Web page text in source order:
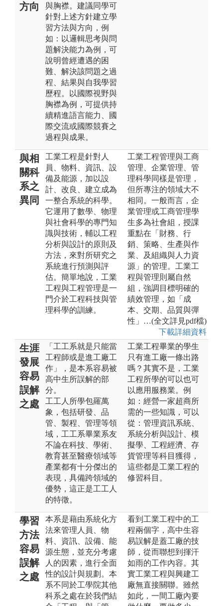
方向
與胸襟。建議同學可
針對上述方針建立學
習方法與方向，例
如：以邏輯思考與問
題解決能力為例，可
說明曾經遭遇的困
難、解決該問題之過
程、結果與自我學習
歷程。以國際視野與
胸襟為例，可提供持
續精進語言能力、國
際交流或國際競賽之
過程與成果。
與相
關科
系之
異同
工業工程是針對人
員、物料、資訊、設
備及能源，加以設
計、改良、建立成為
一整合系統的科學。
它運用了數學、物理
與社會科學的專門知
識與技術，輔以工程
分析與設計的原則及
方法，來對所研究之
系統進行預測與評
估。簡單地說，工業
工程與工程管理是一
門介於工程科技與管
理科學的訓練。
工業工程管理與工商
管理、企業管理、管
理科學同樣是管理，
但所專注的領域大不
相同。一般而言，企
業管理或工商管理學
生多為社會組，授課
重點在「財務、行
銷、策略、生產與作
業、及組織與人力資
源」的管理。工業工
程與管理則屬自然
組，強調目標明確的
績效管理，如「成
本、交期、品質與彈
性」…(全文詳見pdf檔)
下載詳細資料
生涯
發展
容易
誤解
之處
「工工系就是只能當
工程師或是進工廠工
作」，是本系容易被
高中生所誤解的部
分。
工工人所學包羅萬
象，包括研發、品
管、製程、管理等領
域，工工系畢業系友
不論在科技、學術、
教育甚至醫療領域等
產業都有十分傑出的
表現，具備跨領域的
優勢，這正是工工人
的特徵。
工業工程畢業的學生
只有進工廠一條出路
嗎？其實不是，工業
工程所學的可以也可
以應用服務業。例
如：經營一家超商所
需的一些知識，可以
從：管理資訊系統、
系統分析與設計、模
擬學、工程經濟、存
貨管理等科目獲得，
這些都是工業工程的
修習科目。
學習
方法
容易
誤解
之處
本系是藉由系統化方
法來管理人員、物
料、資訊、設備、能
源生態，並充分考慮
人的因素，進行全面
性的設計與規劃。本
系不同於工學院其他
科系之處在於我們結
看到工業工程中的工
程兩個字，高中生容
易誤解是蓋工廠的技
師，從而聯想到揮汗
如雨的工作內容。其
實工業工程與興建工
廠無直接關聯。雖然
如此，一間工廠內要